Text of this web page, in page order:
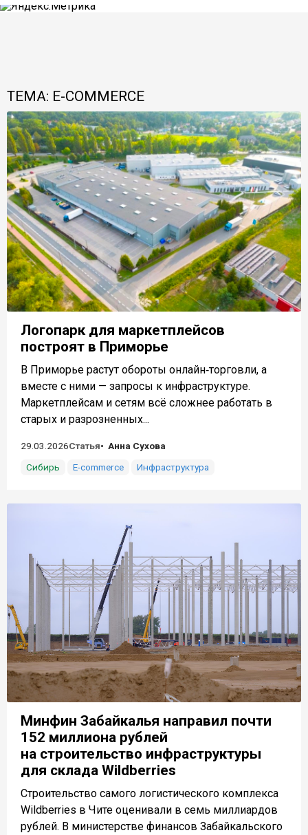
ТЕМА: E-COMMERCE
Логопарк для маркетплейсов
построят в Приморье
В Приморье растут обороты онлайн‑торговли, а
вместе с ними — запросы к инфраструктуре.
Маркетплейсам и сетям всё сложнее работать в
старых и разрозненных...
29.03.2026Статья
Анна Сухова
Сибирь
E-commerce Инфраструктура
Минфин Забайкалья направил почти
152 миллиона рублей
на строительство инфраструктуры
для склада Wildberries
Строительство самого логистического комплекса
Wildberries в Чите оценивали в семь миллиардов
рублей. В министерстве финансов Забайкальского